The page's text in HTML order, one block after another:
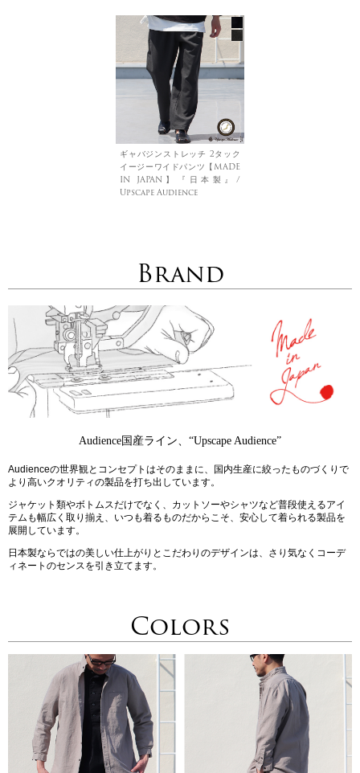
ギャバジンストレッチ 2タック
イージーワイドパンツ【MADE
IN JAPAN】『日本製』/
Upscape Audience
Brand
Audience国産ライン、“Upscape Audience”
Audienceの世界観とコンセプトはそのままに、国内生産に絞ったものづくりで
より高いクオリティの製品を打ち出しています。
ジャケット類やボトムスだけでなく、カットソーやシャツなど普段使えるアイ
テムも幅広く取り揃え、いつも着るものだからこそ、安心して着られる製品を
展開しています。
日本製ならではの美しい仕上がりとこだわりのデザインは、さり気なくコーデ
ィネートのセンスを引き立てます。
Colors